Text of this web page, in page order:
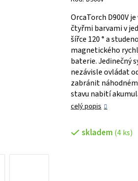
0,0
z 5
hvězdiček.
OrcaTorch D900V
čtyřmi barvami v
šířce 120 ° a
magnetického
baterie. Jedinečný
nezávisle ovládat
zabránit
stavu nabití
celý popis
skladem (4 ks)